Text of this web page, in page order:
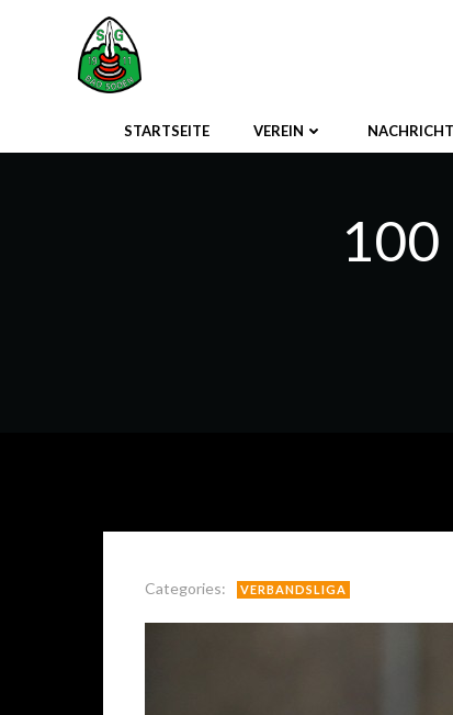
STARTSEITE VEREIN
Categories: VERBANDSLIGA